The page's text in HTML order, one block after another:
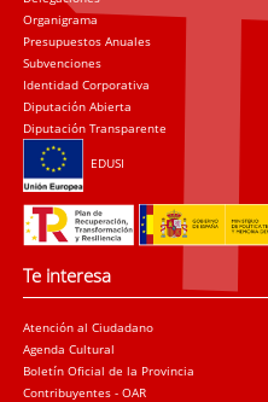
Organigrama
Presupuestos Anuales
Subvenciones
Identidad Corporativa
Diputación Abierta
Diputación Transparente
EDUSI
Te interesa
Atención al Ciudadano
Agenda Cultural
Boletín Oficial de la Provincia
Contribuyentes - OAR